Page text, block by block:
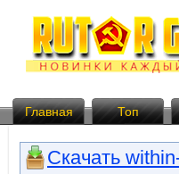
Главная Топ
Скачать